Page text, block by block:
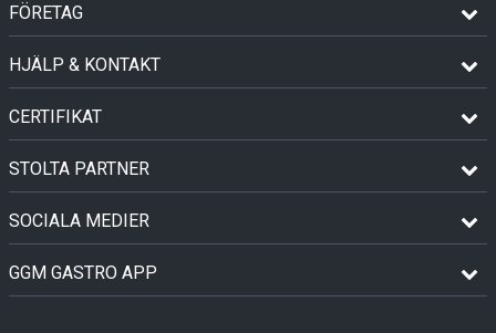
FÖRETAG
HJÄLP & KONTAKT
CERTIFIKAT
STOLTA PARTNER
SOCIALA MEDIER
GGM GASTRO APP